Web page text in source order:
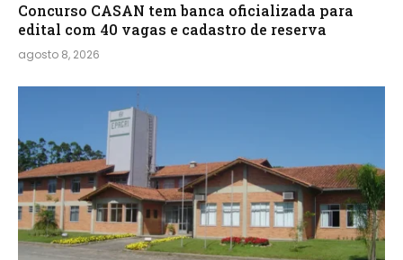
Concurso CASAN tem banca oficializada para
edital com 40 vagas e cadastro de reserva
agosto 8, 2026